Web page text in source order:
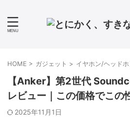
HOME > ガジェット > イヤホン/ヘッドホ
【Anker】第2世代
レビュー｜この価格でこの
2025年11月1日